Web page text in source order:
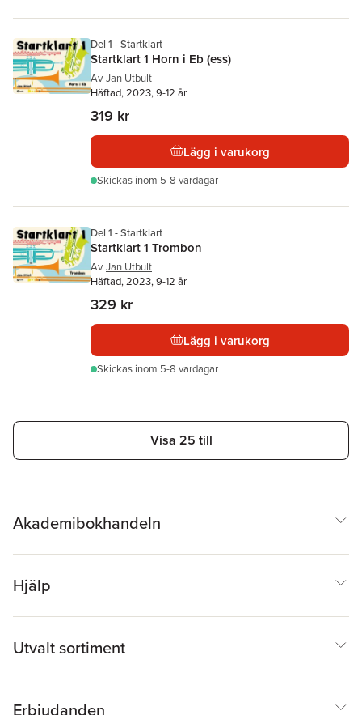
Del 1 - Startklart
Startklart 1 Horn i Eb (ess)
Av Jan Utbult
Häftad, 2023, 9-12 år
319 kr
Lägg i varukorg
Skickas inom 5-8 vardagar
Del 1 - Startklart
Startklart 1 Trombon
Av Jan Utbult
Häftad, 2023, 9-12 år
329 kr
Lägg i varukorg
Skickas inom 5-8 vardagar
Visa 25 till
Akademibokhandeln
Hjälp
Utvalt sortiment
Erbjudanden